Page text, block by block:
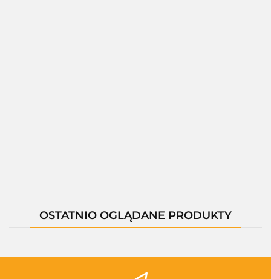
OSTATNIO OGLĄDANE PRODUKTY